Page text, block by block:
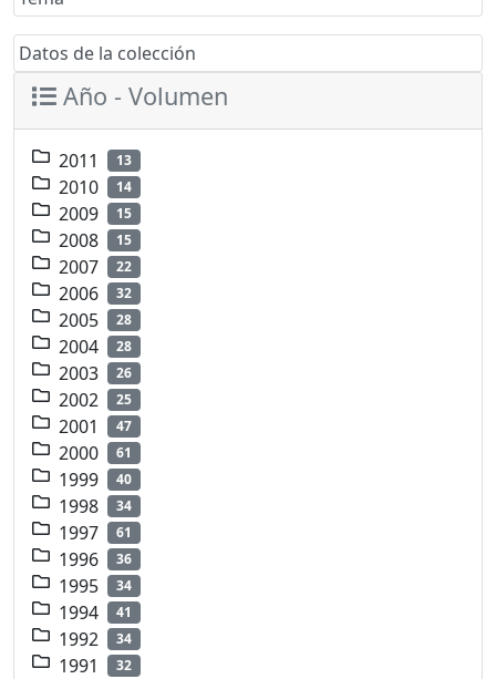
Datos de la colección
Año - Volumen
2011 13
2010 14
2009 15
2008 15
2007 22
2006 32
2005 28
2004 28
2003 26
2002 25
2001 47
2000 61
1999 40
1998 34
1997 61
1996 36
1995 34
1994 41
1992 34
1991 32